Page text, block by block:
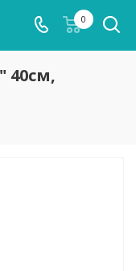
0
40см,